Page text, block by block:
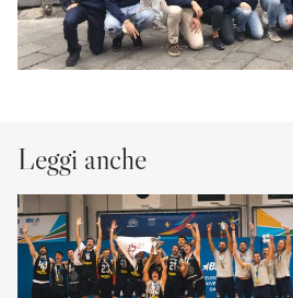
Leggi anche